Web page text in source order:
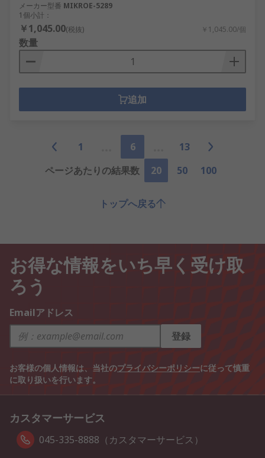
メーカー型番 MIKROE-5289
1個小計：
￥1,045.00(税抜) ￥1,045.00/個
数量
追加
1 6
13
ページあたりの結果数
20 50 100
トップへ戻る
お得な情報をいち早く受け取
ろう
Emailアドレス
登録
お客様の個人情報は、当社のプライバシーポリシーに従って慎重
に取り扱いを行います。
カスタマーサービス
045-335-8888（カスタマーサービス）